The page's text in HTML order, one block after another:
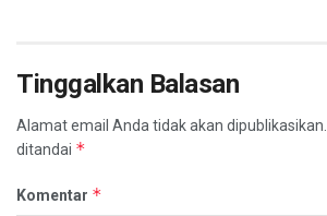
Tinggalkan Balasan
Alamat email Anda tidak akan dipublikasikan.
ditandai *
Komentar *